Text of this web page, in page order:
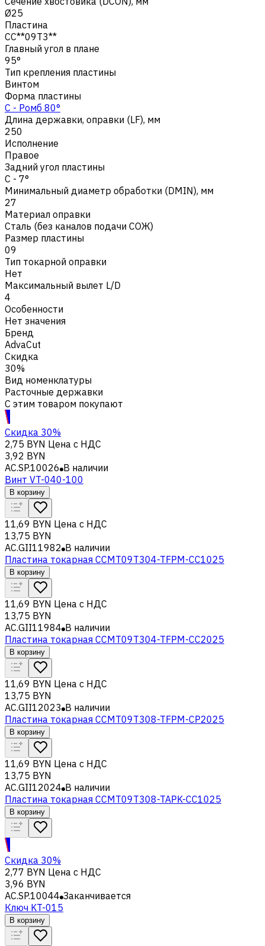
Ø25
Пластина
CC**09T3**
Главный угол в плане
95°
Тип крепления пластины
Винтом
Форма пластины
C - Ромб 80°
Длина державки, оправки (LF), мм
250
Исполнение
Правое
Задний угол пластины
C - 7°
Минимальный диаметр обработки (DMIN), мм
27
Материал оправки
Сталь (без каналов подачи СОЖ)
Размер пластины
09
Тип токарной оправки
Нет
Максимальный вылет L/D
4
Особенности
Нет значения
Бренд
AdvaCut
Скидка
30%
Вид номенклатуры
Расточные державки
С этим товаром покупают
Скидка 30%
2,75 BYN Цена с НДС
3,92 BYN
AC.SP.10026 В наличии
Винт VT-040-100
В корзину
11,69 BYN Цена с НДС
13,75 BYN
AC.GII11982 В наличии
Пластина токарная CCMT09T304-TFPM-CC1025
В корзину
11,69 BYN Цена с НДС
13,75 BYN
AC.GII11984 В наличии
Пластина токарная CCMT09T304-TFPM-CC2025
В корзину
11,69 BYN Цена с НДС
13,75 BYN
AC.GII12023 В наличии
Пластина токарная CCMT09T308-TFPM-CP2025
В корзину
11,69 BYN Цена с НДС
13,75 BYN
AC.GII12024 В наличии
Пластина токарная CCMT09T308-TAPK-CC1025
В корзину
Скидка 30%
2,77 BYN Цена с НДС
3,96 BYN
AC.SP.10044 Заканчивается
Ключ KT-015
В корзину